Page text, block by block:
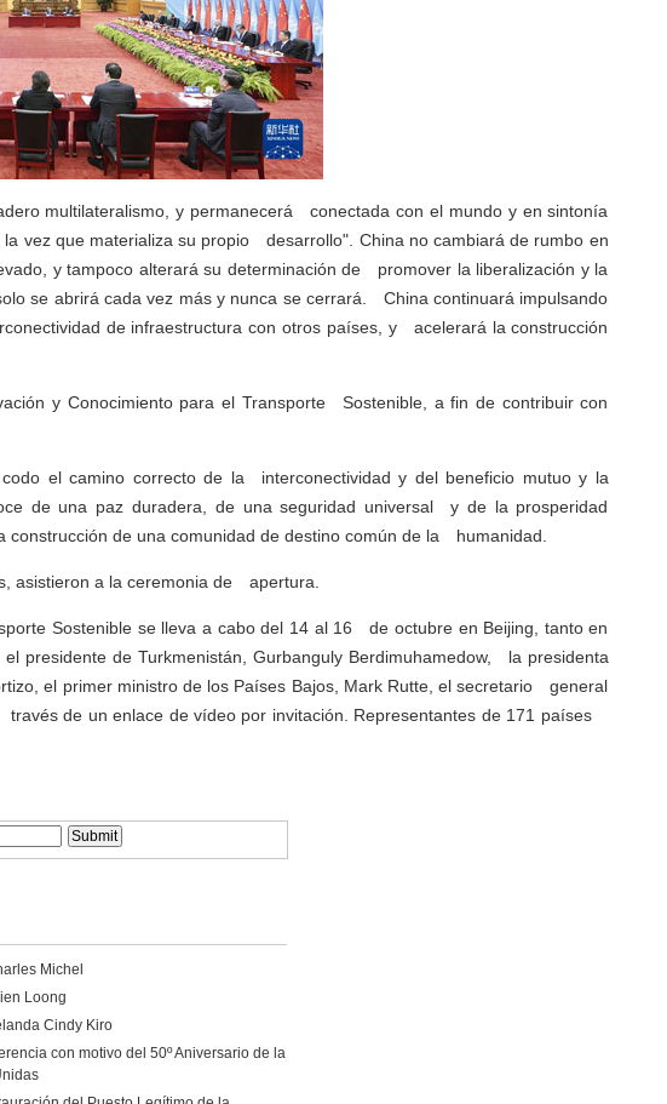
multilateralismo, y permanecerá conectada con el mundo y en sintonía
vez que materializa su propio desarrollo". China no cambiará de rumbo en
y tampoco alterará su determinación de promover la liberalización y la
se abrirá cada vez más y nunca se cerrará. China continuará impulsando
de infraestructura con otros países, y acelerará la construcción
y Conocimiento para el Transporte Sostenible, a fin de contribuir con
el camino correcto de la interconectividad y del beneficio mutuo y la
de una paz duradera, de una seguridad universal y de la prosperidad
de una comunidad de destino común de la humanidad.
asistieron a la ceremonia de apertura.
Sostenible se lleva a cabo del 14 al 16 de octubre en Beijing, tanto en
presidente de Turkmenistán, Gurbanguly Berdimuhamedow, la presidenta
el primer ministro de los Países Bajos, Mark Rutte, el secretario general
de un enlace de vídeo por invitación. Representantes de 171 países
Michel
Loong
Cindy Kiro
con motivo del 50º Aniversario de la